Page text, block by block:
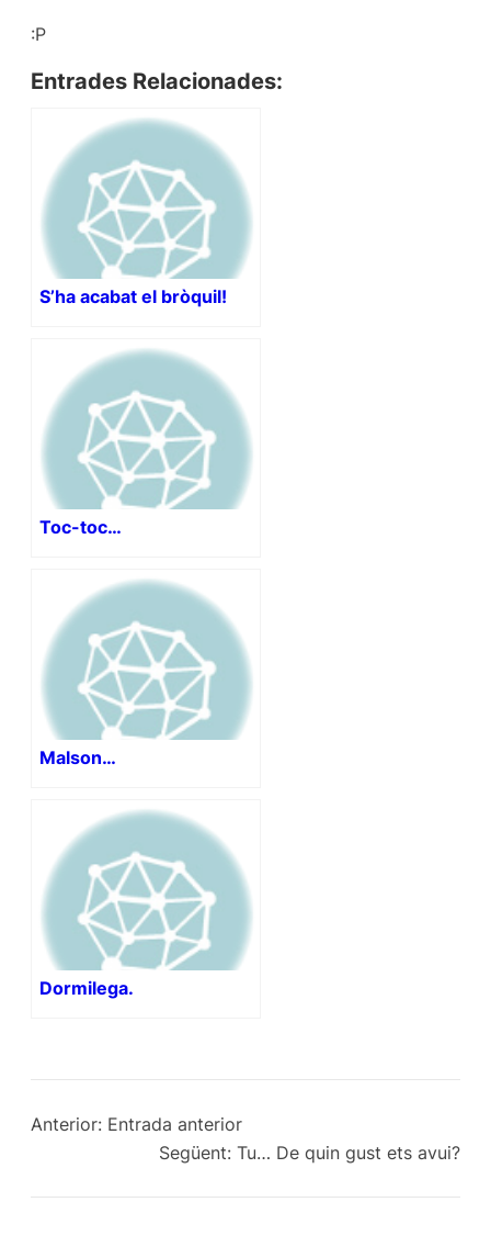
:P
Entrades Relacionades:
S’ha acabat el bròquil!
Toc-toc…
Malson…
Dormilega.
Anterior: Entrada anterior
Següent: Tu… De quin gust ets avui?